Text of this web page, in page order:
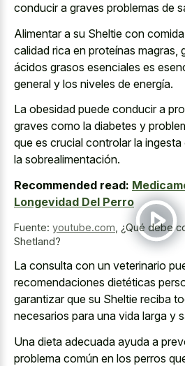
conducir a graves problemas de
Alimentar a su Sheltie con
calidad rica en proteínas magras,
ácidos grasos esenciales es
general y los niveles de energía.
La obesidad puede conducir a
graves como la diabetes y
que es crucial controlar la
la sobrealimentación.
Recommended read:
Longevidad Del Perro
Fuente: youtube.com ¿Qué debe
Shetland?
La consulta con un veterinario
recomendaciones dietéticas
garantizar que su Sheltie reciba
necesarios para una vida larga y
Una dieta adecuada ayuda a
problema común en los perros